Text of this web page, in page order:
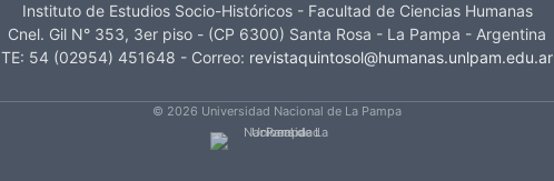
Instituto de Estudios Socio-Históricos - Facultad de Ciencias Humanas
Cnel. Gil N° 353, 3er piso - (CP 6300) Santa Rosa - La Pampa - Argentina
TE: 54 (02954) 451648 - Correo: revistaquintosol@humanas.unlpam.edu.ar
© 2026 Universidad Nacional de La Pampa